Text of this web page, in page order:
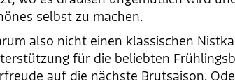
selbst zu machen.
also nicht einen klassischen
für die beliebten
auf die nächste Brutsaison.